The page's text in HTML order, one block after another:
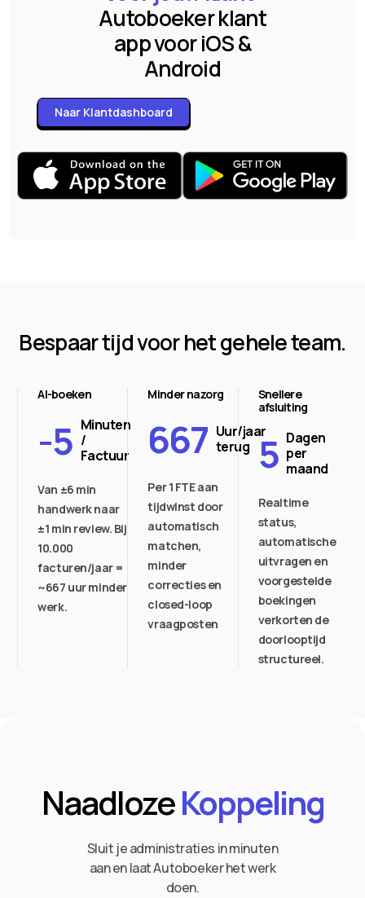
Autoboeker klant
app voor iOS &
Android
Naar Klantdashboard
Bespaar tijd voor het gehele team.
AI-boeken
-5 Minuten
/
Factuur
Van ±6 min
handwerk naar
±1 min review. Bij
10.000
facturen/jaar =
~667 uur minder
werk.
Minder nazorg
667 Uur/jaar
terug
Per 1 FTE aan
tijdwinst door
automatisch
matchen,
minder
correcties en
closed-loop
vraagposten
Snellere
afsluiting
5 Dagen
per
maand
Realtime
status,
automatische
uitvragen en
voorgestelde
boekingen
verkorten de
doorlooptijd
structureel.
NaadlozeKoppeling
Sluit je administraties in minuten
aan en laat Autoboeker het werk
doen.